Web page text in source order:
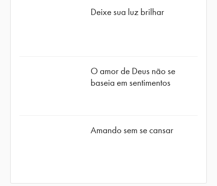
Deixe sua luz brilhar
O amor de Deus não se
baseia em sentimentos
Amando sem se cansar